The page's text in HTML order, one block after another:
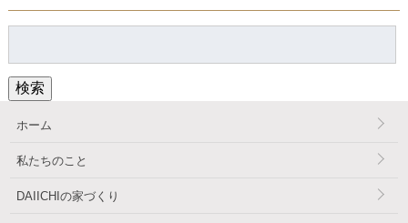
検索
ホーム
私たちのこと
DAIICHIの家づくり